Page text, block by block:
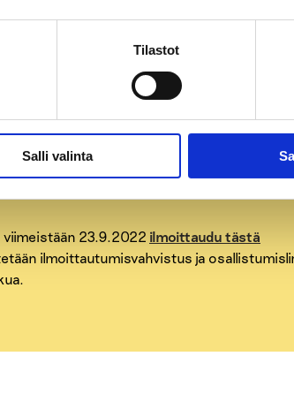
Tilastot
Salli valinta
viimeistään 23.9.2022 ilmoittaudu tästä
ilmoittautumisvahvistus ja